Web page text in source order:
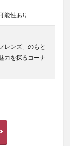
能性あり
レンズ」のもと
力を探るコーナ